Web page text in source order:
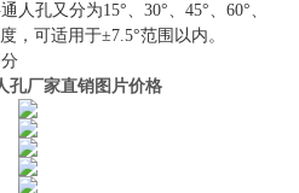
孔又分为15°、30°、45°、60°、
，可适用于±7.5°范围以内。
孔厂家直销图片价格